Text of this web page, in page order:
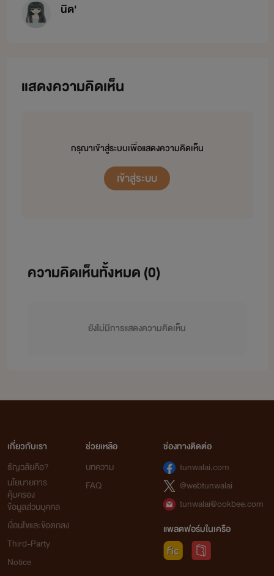
นิด'
แสดงความคิดเห็น
กรุณาเข้าสู่ระบบเพื่อแสดงความคิดเห็น
เข้าสู่ระบบ
ความคิดเห็นทั้งหมด (0)
ยังไม่มีการแสดงความคิดเห็น
เกี่ยวกับเรา
ธัญวลัยคือ?
นโยบายการ
คุ้มครอง
ข้อมูลส่วนบุคคล
เงื่อนไขและข้อตกลง
Third-Party
Notice
ช่วยเหลือ
บทความ
FAQ
ช่องทางติดต่อ
tunwalai.com
@webtunwalai
tunwalai@ookbee.com
แพลตฟอร์มในเครือ